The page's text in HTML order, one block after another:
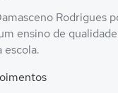
Rodrigues
ensino de
escola.